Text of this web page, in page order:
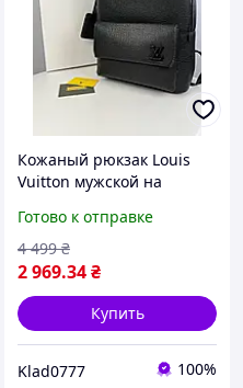
Кожаный рюкзак Louis
Vuitton мужской на
практичный рюкзак
черный брендовый.
Готово к отправке
2 969.34₴
4 499 ₴
Купить
Klad0777 100%